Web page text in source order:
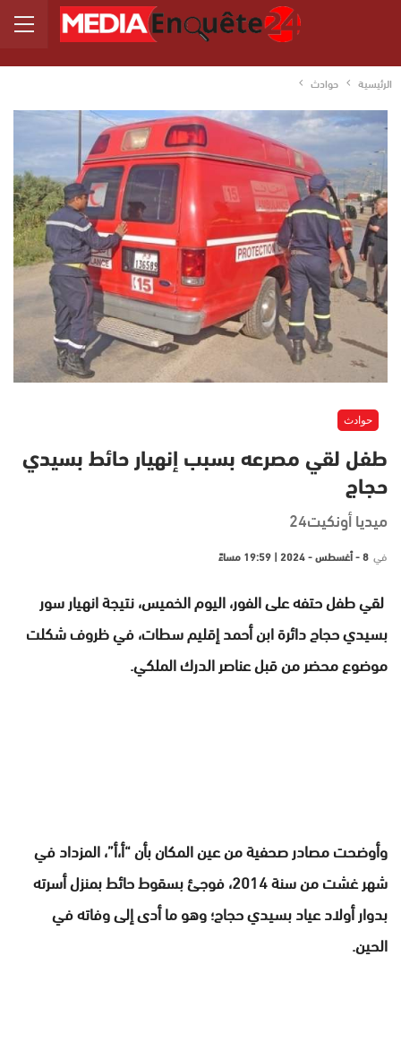
الرئيسية حوادث
حوادث
طفل لقي مصرعه بسبب إنهيار حائط بسيدي
حجاج
ميديا أونكيت24
في 8 - أغسطس - 2024 | 19:59 مساءً
لقي طفل حتفه على الفور، اليوم الخميس، نتيجة انهيار سور
بسيدي حجاج دائرة ابن أحمد إقليم سطات، في ظروف شكلت
موضوع محضر من قبل عناصر الدرك الملكي.
وأوضحت مصادر صحفية من عين المكان بأن “أ،أ”، المزداد في
شهر غشت من سنة 2014، فوجئ بسقوط حائط بمنزل أسرته
بدوار أولاد عياد بسيدي حجاج؛ وهو ما أدى إلى وفاته في
الحين.